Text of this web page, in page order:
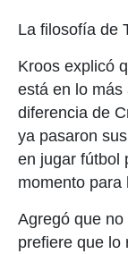
La filosofía de
Kroos explicó
está en lo más
diferencia de
ya pasaron
en jugar fútbol
momento para
Agregó que
prefiere que lo